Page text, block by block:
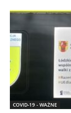
COVID-19 - WAŻNE